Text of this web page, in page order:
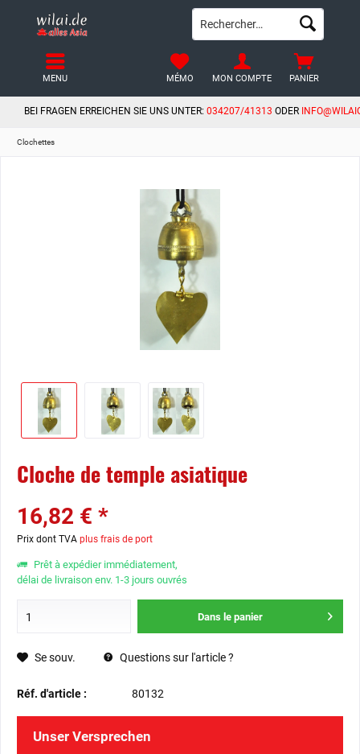
BEI FRAGEN ERREICHEN SIE UNS UNTER: 034207/41313 ODER
PANIER
MÉMO MON COMPTE
MENU
Clochettes
Cloche de temple asiatique
16,82 € *
Prix dont TVA plus frais de port
Prêt à expédier immédiatement,
délai de livraison env. 1-3 jours ouvrés
Dans le panier
Se souv. Questions sur l'article ?
Réf. d'article : 80132
Unser Versprechen